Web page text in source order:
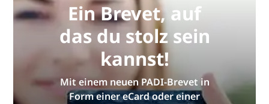
Ein Brevet, auf
das du stolz sein
kannst!
Mit einem neuen PADI-Brevet in
Form einer eCard oder einer